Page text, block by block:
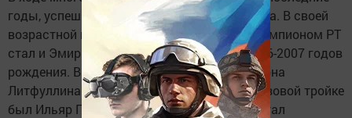
годы, успешно сыграла Рената Сулейманова. В своей
возрастной группе она заняла 1-е место. Чемпионом РТ
стал и Эмир Филатов среди мальчиков 2006-2007 годов
рождения. В этой же возрастной группе Илона
Литфуллина заняла 3-е место. Близок к призовой тройке
был Ильяр Гараев, но не хватило опыта и стал